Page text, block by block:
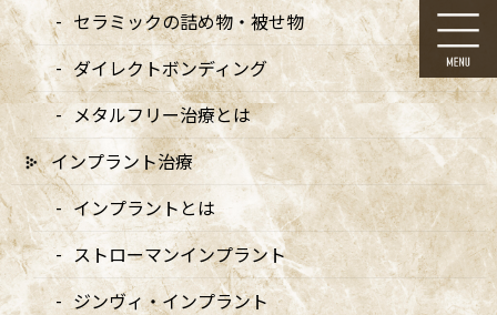
コ
ン
テ
ン
ツ
に
移
動
ナ
ビ
ゲ
ー
シ
ョ
ン
に
移
動 口腔内スキャナ
HOME 口腔内スキャナ
セラミックの詰め物・被せ物
ダイレクトボンディング
メタルフリー治療とは
インプラント治療
インプラントとは
ストローマンインプラント
ジンヴィ・インプラント